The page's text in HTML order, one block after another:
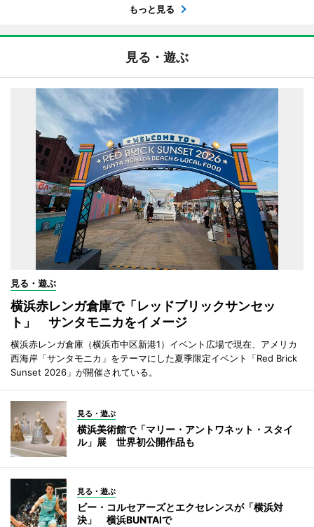
もっと見る
見る・遊ぶ
見る・遊ぶ
横浜赤レンガ倉庫で「レッドブリックサンセッ
ト」 サンタモニカをイメージ
横浜赤レンガ倉庫（横浜市中区新港1）イベント広場で現在、アメリカ
西海岸「サンタモニカ」をテーマにした夏季限定イベント「Red Brick
Sunset 2026」が開催されている。
見る・遊ぶ
横浜美術館で「マリー・アントワネット・スタイ
ル」展 世界初公開作品も
見る・遊ぶ
ビー・コルセアーズとエクセレンスが「横浜対
決」 横浜BUNTAIで